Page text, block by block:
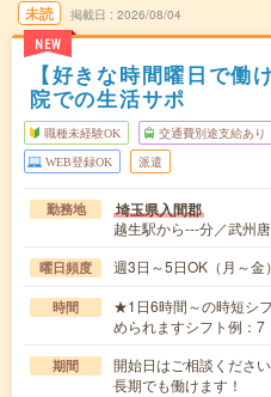
未読
NEW
掲載日 2026/08/04
【好きな時間曜日で働
院での生活サポ
職種未経験OK 交通費別途支給あり
WEB登録OK 派遣
勤務地 埼玉県入間郡
越生駅から---分／武州
曜日頻度 週3日～5日OK（月～
時間
★1日6時間～の時短シ
められますシフト例：
期間
開始日はご相談くだ
長期でも働けます！